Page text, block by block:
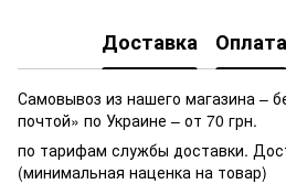
Доставка Оплата
Самовывоз из нашего магазина –
почтой» по Украине – от 70 грн.
по тарифам службы доставки.
(минимальная наценка на товар)